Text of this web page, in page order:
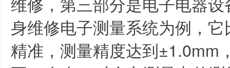
身维修电子测量系统为例，
精准，测量精度达到±1.0mm